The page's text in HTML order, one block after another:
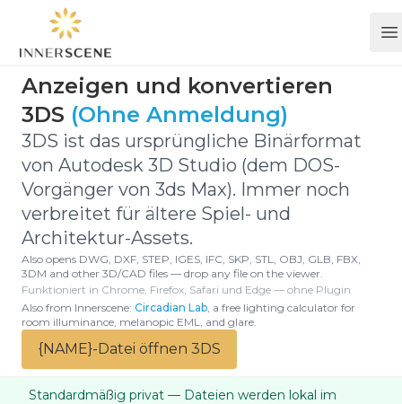
Anzeigen und konvertieren
3DS (Ohne Anmeldung)
3DS ist das ursprüngliche Binärformat
von Autodesk 3D Studio (dem DOS-
Vorgänger von 3ds Max). Immer noch
verbreitet für ältere Spiel- und
Architektur-Assets.
Also opens DWG, DXF, STEP, IGES, IFC, SKP, STL, OBJ, GLB, FBX,
3DM and other 3D/CAD files — drop any file on the viewer.
Funktioniert in Chrome, Firefox, Safari und Edge — ohne Plugin
Also from Innerscene: Circadian Lab, a free lighting calculator for
room illuminance, melanopic EML, and glare.
{NAME}-Datei öffnen 3DS
Standardmäßig privat — Dateien werden lokal im